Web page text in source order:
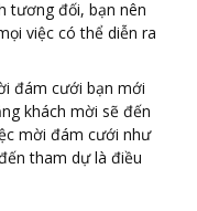
tương đối, bạn nên
việc có thể diễn ra
đám cưới bạn mới
khách mời sẽ đến
mời đám cưới như
tham dự là điều